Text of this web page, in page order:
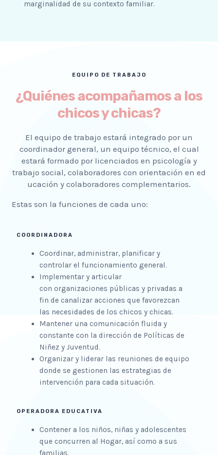
marginalidad de su contexto familiar.
EQUIPO DE TRABAJO
¿Quiénes acompañamos a los
chicos y chicas?
El equipo de trabajo estará integrado por un
coordinador general, un equipo técnico, el cual
estará formado por licenciados en psicología y
trabajo social, colaboradores con orientación en ed
ucación y colaboradores complementarios.
Estas son la funciones de cada uno:
COORDINADORA
Coordinar, administrar,planificar y
controlar el funcionamiento general.
Implementar y articular
con organizaciones públicas y privadas a
fin de canalizar acciones que favorezcan
las necesidades de los chicos y chicas.
Mantener una comunicación fluida y
constante con la dirección de Políticas de
Niñez y Juventud.
Organizar y liderar las reuniones de equipo
donde se gestionen las estrategias de
intervención para cada situación.
OPERADORA EDUCATIVA
Contenera los niños, niñas y adolescentes
que concurren al Hogar, así como a sus
familias.